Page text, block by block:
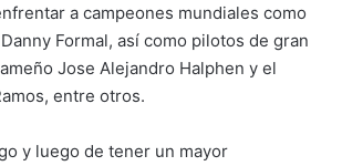
a campeones mundiales como
Formal, así como pilotos de gran
Jose Alejandro Halphen y el
entre otros.
y luego de tener un mayor